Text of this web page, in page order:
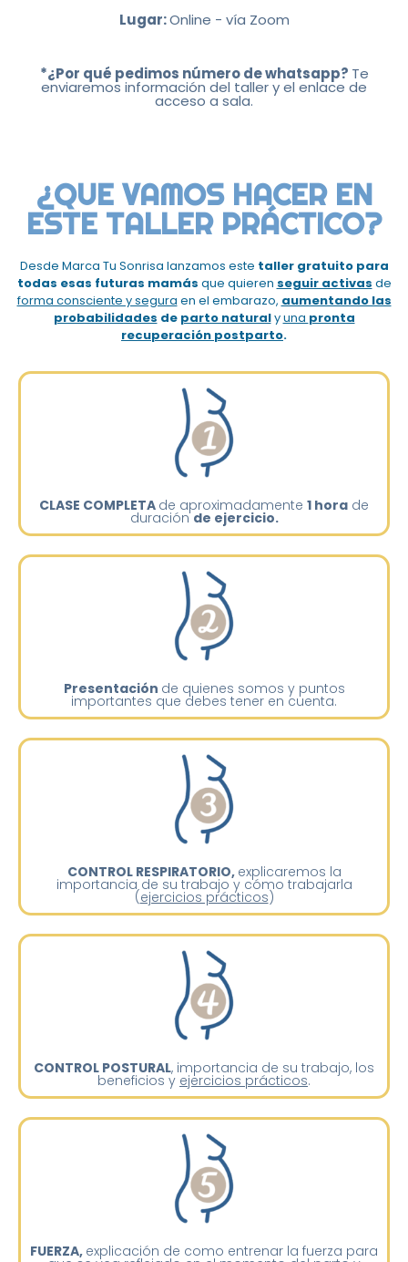
Lugar:Online - vía Zoom
*¿Por qué pedimos número de whatsapp? Te
enviaremos información del taller y el enlace de
acceso a sala.
¿QUE VAMOS HACER EN
ESTE TALLER PRÁCTICO?
Desde Marca Tu Sonrisa lanzamos este taller gratuito para
todas esas futuras mamás que quieren seguir activas de
forma consciente y segura en el embarazo, aumentando las
probabilidades de parto naturalyuna pronta
recuperación postparto.
CLASE COMPLETA de aproximadamente 1 hora de
duración de ejercicio.
Presentación de quienes somos y puntos
importantes que debes tener en cuenta.
CONTROL RESPIRATORIO, explicaremos la
importancia de su trabajo y cómo trabajarla
(ejercicios prácticos)
CONTROL POSTURAL, importancia de su trabajo, los
beneficios y ejercicios prácticos.
FUERZA, explicación de como entrenar la fuerza para